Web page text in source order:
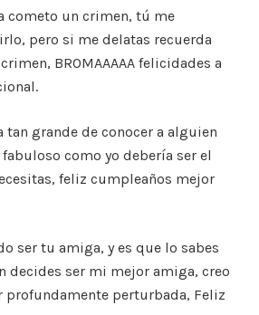
cometo un crimen, tú me
pero si me delatas recuerda
BROMAAAAA felicidades a
tan grande de conocer a alguien
como yo debería ser el
feliz cumpleaños mejor
ser tu amiga, y es que lo sabes
decides ser mi mejor amiga, creo
profundamente perturbada, Feliz